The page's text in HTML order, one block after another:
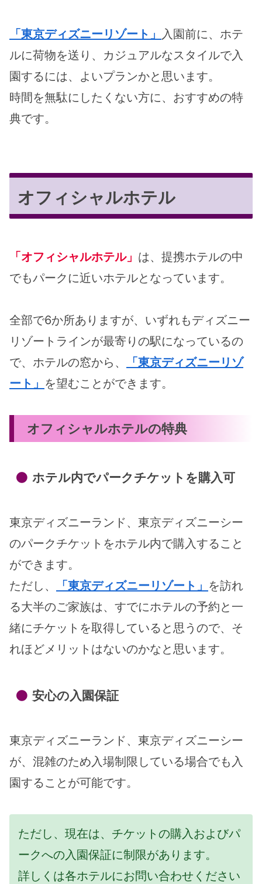
「東京ディズニーリゾート」 入園前に、ホテ
ルに荷物を送り、カジュアルなスタイルで入
園するには、よいプランかと思います。
時間を無駄にしたくない方に、おすすめの特
典です。
オフィシャルホテル
「オフィシャルホテル」 は、提携ホテルの中
でもパークに近いホテルとなっています。
全部で6か所ありますが、いずれもディズニー
リゾートラインが最寄りの駅になっているの
で、ホテルの窓から、
「東京ディズニーリゾ
ート」 を望むことができます。
オフィシャルホテルの特典
ホテル内でパークチケットを購入可
東京ディズニーランド、東京ディズニーシー
のパークチケットをホテル内で購入すること
ができます。
ただし、
「東京ディズニーリゾート」 を訪れ
る大半のご家族は、すでにホテルの予約と一
緒にチケットを取得していると思うので、そ
れほどメリットはないのかなと思います。
安心の入園保証
東京ディズニーランド、東京ディズニーシー
が、混雑のため入場制限している場合でも入
園することが可能です。
ただし、現在は、チケットの購入およびパ
ークへの入園保証に制限があります。
詳しくは各ホテルにお問い合わせください